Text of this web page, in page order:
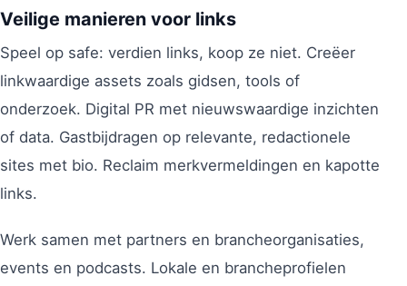
Veilige manieren voor links
Speel op safe: verdien links, koop ze niet. Creëer
linkwaardige assets zoals gidsen, tools of
onderzoek. Digital PR met nieuwswaardige inzichten
of data. Gastbijdragen op relevante, redactionele
sites met bio. Reclaim merkvermeldingen en kapotte
links.
Werk samen met partners en brancheorganisaties,
events en podcasts. Lokale en brancheprofielen